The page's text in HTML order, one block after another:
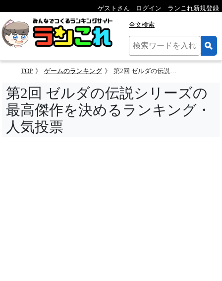
ゲストさん ログイン ランこれ新規登録
全文検索
TOP ゲームのランキング 第2回 ゼルダの伝説シリーズの最高傑作を決めるランキング
第2回 ゼルダの伝説シリーズの
最高傑作を決めるランキング・
人気投票